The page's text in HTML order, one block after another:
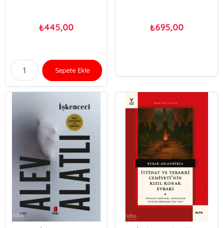
₺445,00
Sepete Ekle
₺695,00